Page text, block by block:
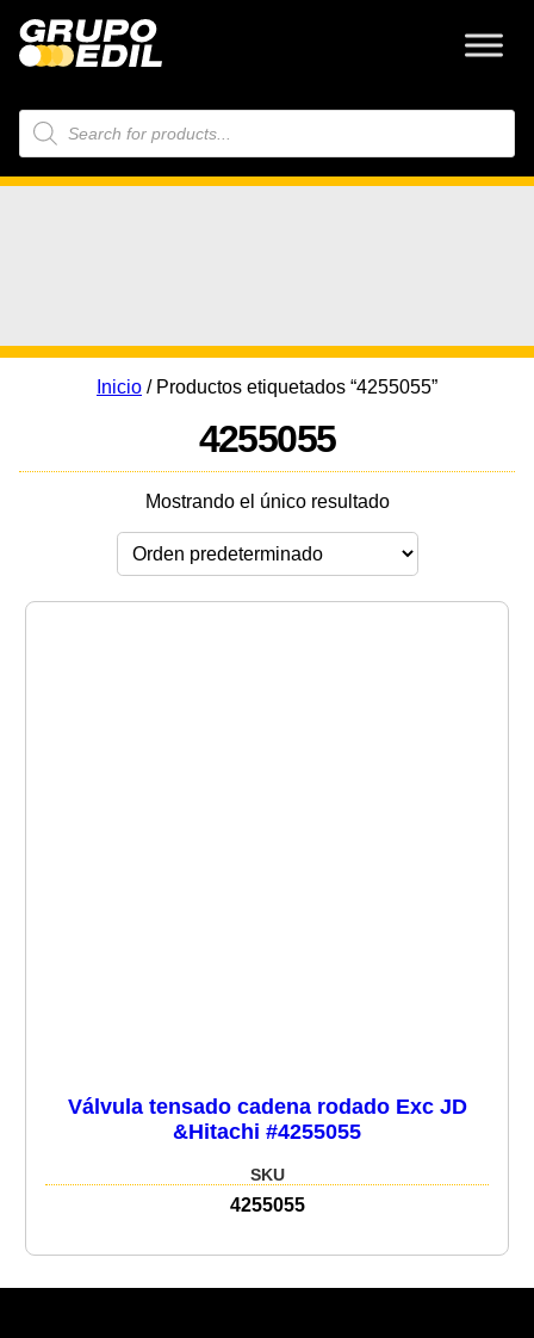
Búsqueda
de
productos
Inicio / Productos etiquetados “4255055”
4255055
Mostrando el único resultado
Válvula tensado cadena rodado Exc JD
&Hitachi #4255055
SKU
4255055